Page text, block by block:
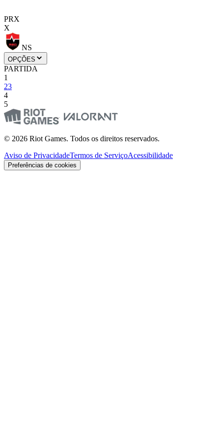
PRX
X
NS
OPÇÕES
PARTIDA
1
23
4
5
© 2026 Riot Games. Todos os direitos reservados.
Aviso de PrivacidadeTermos de ServiçoAcessibilidade
Preferências de cookies